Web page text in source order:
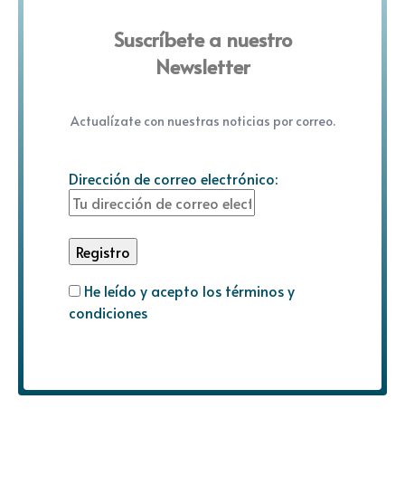
Suscríbete a nuestro
Newsletter
Actualízate con nuestras noticias por correo.
Dirección de correo electrónico:
He leído y acepto los términos y
condiciones